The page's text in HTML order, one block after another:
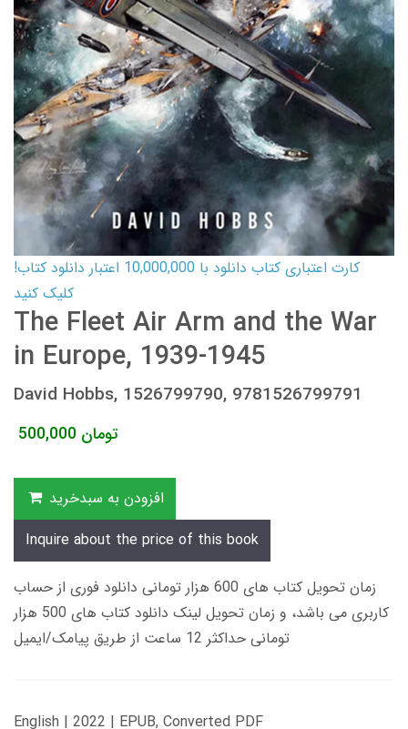
کارت اعتباری کتاب دانلود با 10,000,000 اعتبار دانلود کتاب!
کلیک کنید
The Fleet Air Arm and the War
in Europe, 1939-1945
David Hobbs, 1526799790, 9781526799791
500,000 تومان
افزودن به سبدخرید
Inquire about the price of this book
زمان تحویل کتاب های 600 هزار تومانی دانلود فوری از حساب
کاربری می باشد، و زمان تحویل لینک دانلود کتاب های 500 هزار
تومانی حداکثر 12 ساعت از طریق پیامک/ایمیل
English | 2022 | EPUB, Converted PDF